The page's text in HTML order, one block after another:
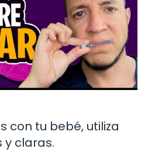
con tu bebé, utiliza
y claras.